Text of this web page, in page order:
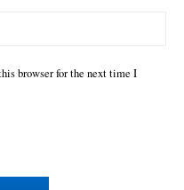
browser for the next time I